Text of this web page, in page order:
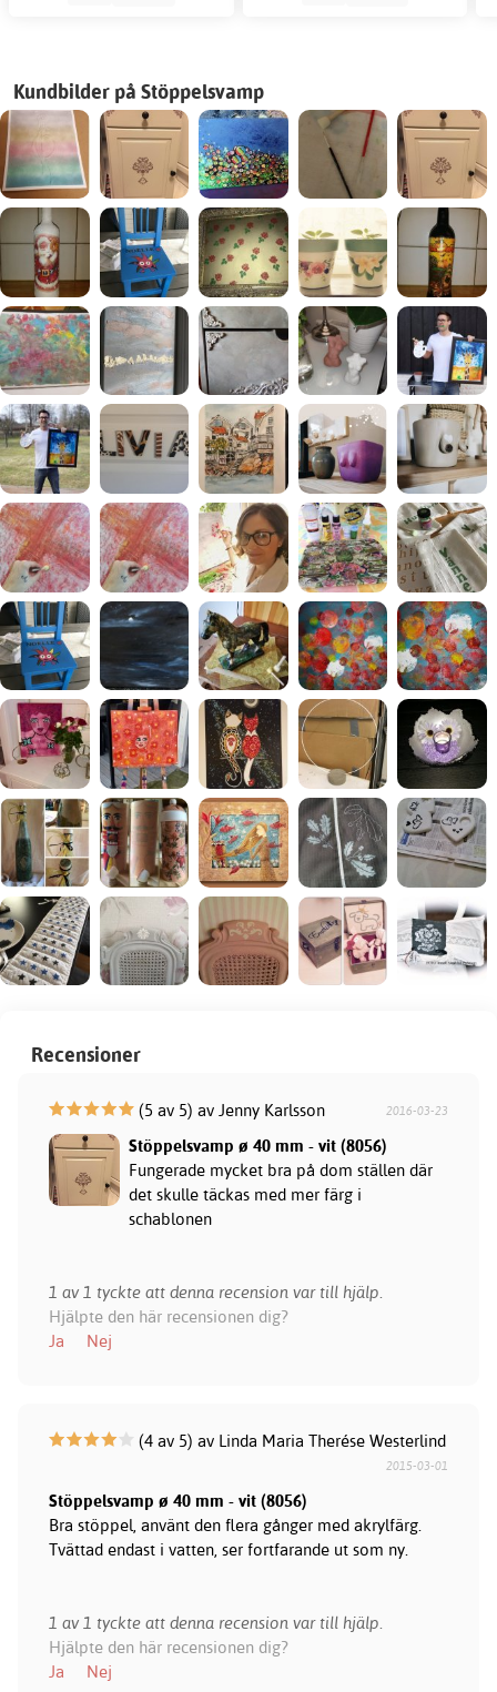
Kundbilder på Stöppelsvamp
Recensioner
(5 av 5) av Jenny Karlsson 2016-03-23
Stöppelsvamp ø 40 mm - vit (8056)
Fungerade mycket bra på dom ställen där
det skulle täckas med mer färg i
schablonen
1 av 1 tyckte att denna recension var till hjälp.
Hjälpte den här recensionen dig?
Ja
Nej
(4 av 5) av Linda Maria Therése Westerlind
2015-03-01
Stöppelsvamp ø 40 mm - vit (8056)
Bra stöppel, använt den flera gånger med akrylfärg.
Tvättad endast i vatten, ser fortfarande ut som ny.
1 av 1 tyckte att denna recension var till hjälp.
Hjälpte den här recensionen dig?
Ja
Nej